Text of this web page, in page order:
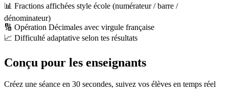
📊 Fractions affichées style école (numérateur / barre /
dénominateur)
🔢 Opération Décimales avec virgule française
📈 Difficulté adaptative selon tes résultats
Conçu pour les enseignants
Créez une séance en 30 secondes, suivez vos élèves en temps réel